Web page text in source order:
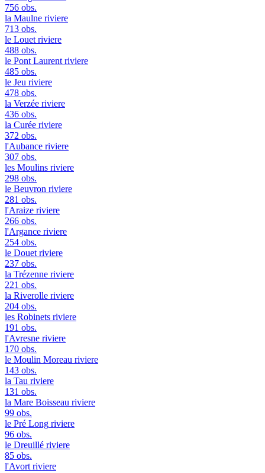
756 obs.
la Maulne riviere
713 obs.
le Louet riviere
488 obs.
le Pont Laurent riviere
485 obs.
le Jeu riviere
478 obs.
la Verzée riviere
436 obs.
la Curée riviere
372 obs.
l'Aubance riviere
307 obs.
les Moulins riviere
298 obs.
le Beuvron riviere
281 obs.
l'Araize riviere
266 obs.
l'Argance riviere
254 obs.
le Douet riviere
237 obs.
la Trézenne riviere
221 obs.
la Riverolle riviere
204 obs.
les Robinets riviere
191 obs.
l'Avresne riviere
170 obs.
le Moulin Moreau riviere
143 obs.
la Tau riviere
131 obs.
la Mare Boisseau riviere
99 obs.
le Pré Long riviere
96 obs.
le Dreuillé riviere
85 obs.
l'Avort riviere